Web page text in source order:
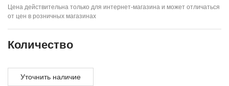
Цена действительна только для интернет-магазина и может отличаться
от цен в розничных магазинах
Количество
Уточнить наличие